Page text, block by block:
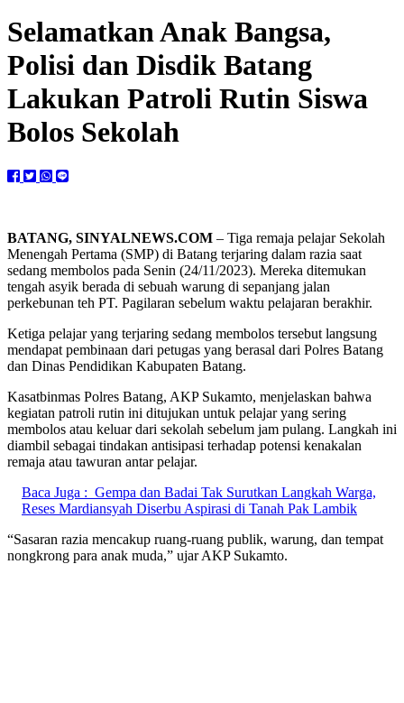
Selamatkan Anak Bangsa,
Polisi dan Disdik Batang
Lakukan Patroli Rutin Siswa
Bolos Sekolah
BATANG, SINYALNEWS.COM – Tiga remaja pelajar Sekolah
Menengah Pertama (SMP) di Batang terjaring dalam razia saat
sedang membolos pada Senin (24/11/2023). Mereka ditemukan
tengah asyik berada di sebuah warung di sepanjang jalan
perkebunan teh PT. Pagilaran sebelum waktu pelajaran berakhir.
Ketiga pelajar yang terjaring sedang membolos tersebut langsung
mendapat pembinaan dari petugas yang berasal dari Polres Batang
dan Dinas Pendidikan Kabupaten Batang.
Kasatbinmas Polres Batang, AKP Sukamto, menjelaskan bahwa
kegiatan patroli rutin ini ditujukan untuk pelajar yang sering
membolos atau keluar dari sekolah sebelum jam pulang. Langkah ini
diambil sebagai tindakan antisipasi terhadap potensi kenakalan
remaja atau tawuran antar pelajar.
Baca Juga : Gempa dan Badai Tak Surutkan Langkah Warga,
Reses Mardiansyah Diserbu Aspirasi di Tanah Pak Lambik
“Sasaran razia mencakup ruang-ruang publik, warung, dan tempat
nongkrong para anak muda,” ujar AKP Sukamto.